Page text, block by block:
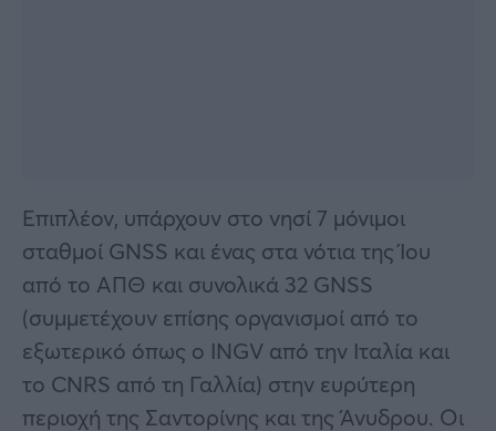
Επιπλέον, υπάρχουν στο νησί 7 μόνιμοι
σταθμοί GNSS και ένας στα νότια της Ίου
από το ΑΠΘ και συνολικά 32 GNSS
(συμμετέχουν επίσης οργανισμοί από το
εξωτερικό όπως ο INGV από την Ιταλία και
το CNRS από τη Γαλλία) στην ευρύτερη
περιοχή της Σαντορίνης και της Άνυδρου. Οι